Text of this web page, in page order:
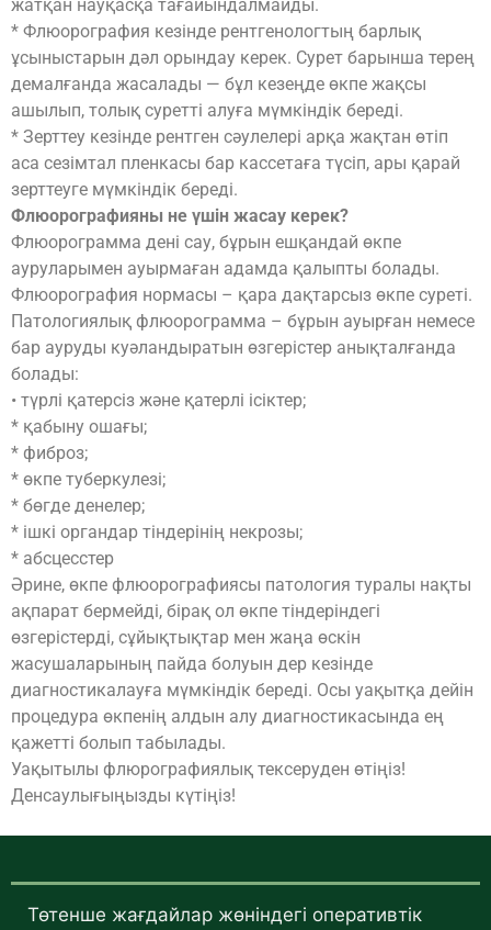
жатқан науқасқа тағайындалмайды.
* Флюорография кезінде рентгенологтың барлық
ұсыныстарын дәл орындау керек. Сурет барынша терең
демалғанда жасалады — бұл кезеңде өкпе жақсы
ашылып, толық суретті алуға мүмкіндік береді.
* Зерттеу кезінде рентген сәулелері арқа жақтан өтіп
аса сезімтал пленкасы бар кассетаға түсіп, ары қарай
зерттеуге мүмкіндік береді.
Флюорографияны не үшін жасау керек?
Флюорограмма дені сау, бұрын ешқандай өкпе
ауруларымен ауырмаған адамда қалыпты болады.
Флюорография нормасы – қара дақтарсыз өкпе суреті.
Патологиялық флюорограмма – бұрын ауырған немесе
бар ауруды куәландыратын өзгерістер анықталғанда
болады:
• түрлі қатерсіз және қатерлі ісіктер;
* қабыну ошағы;
* фиброз;
* өкпе туберкулезі;
* бөгде денелер;
* ішкі органдар тіндерінің некрозы;
* абсцесстер
Әрине, өкпе флюорографиясы патология туралы нақты
ақпарат бермейді, бірақ ол өкпе тіндеріндегі
өзгерістерді, сұйықтықтар мен жаңа өскін
жасушаларының пайда болуын дер кезінде
диагностикалауға мүмкіндік береді. Осы уақытқа дейін
процедура өкпенің алдын алу диагностикасында ең
қажетті болып табылады.
Уақытылы флюрографиялық тексеруден өтіңіз!
Денсаулығыңызды күтіңіз!
Төтенше жағдайлар жөніндегі оперативтік